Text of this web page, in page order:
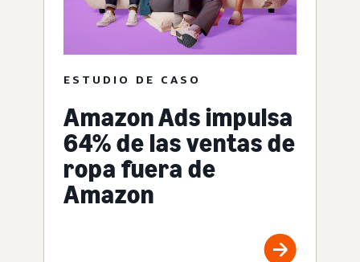
ESTUDIO DE CASO
Amazon Ads impulsa
64% de las ventas de
ropa fuera de
Amazon